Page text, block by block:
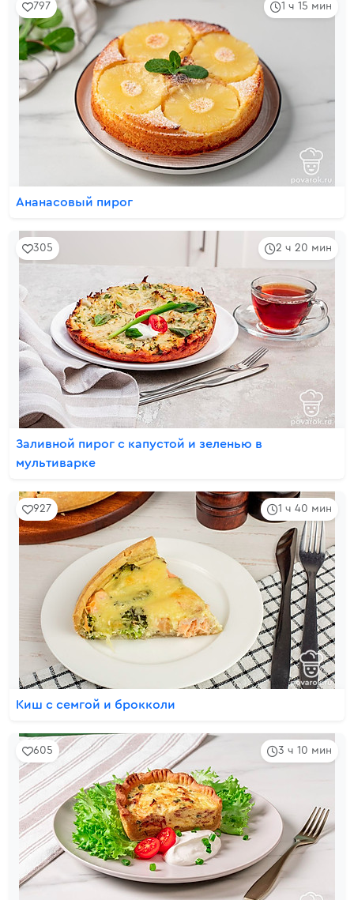
1 ч 15 мин
797
Ананасовый пирог
2 ч 20 мин
305
Заливной пирог с капустой и зеленью в
мультиварке
1 ч 40 мин
927
Киш с семгой и брокколи
3 ч 10 мин
605